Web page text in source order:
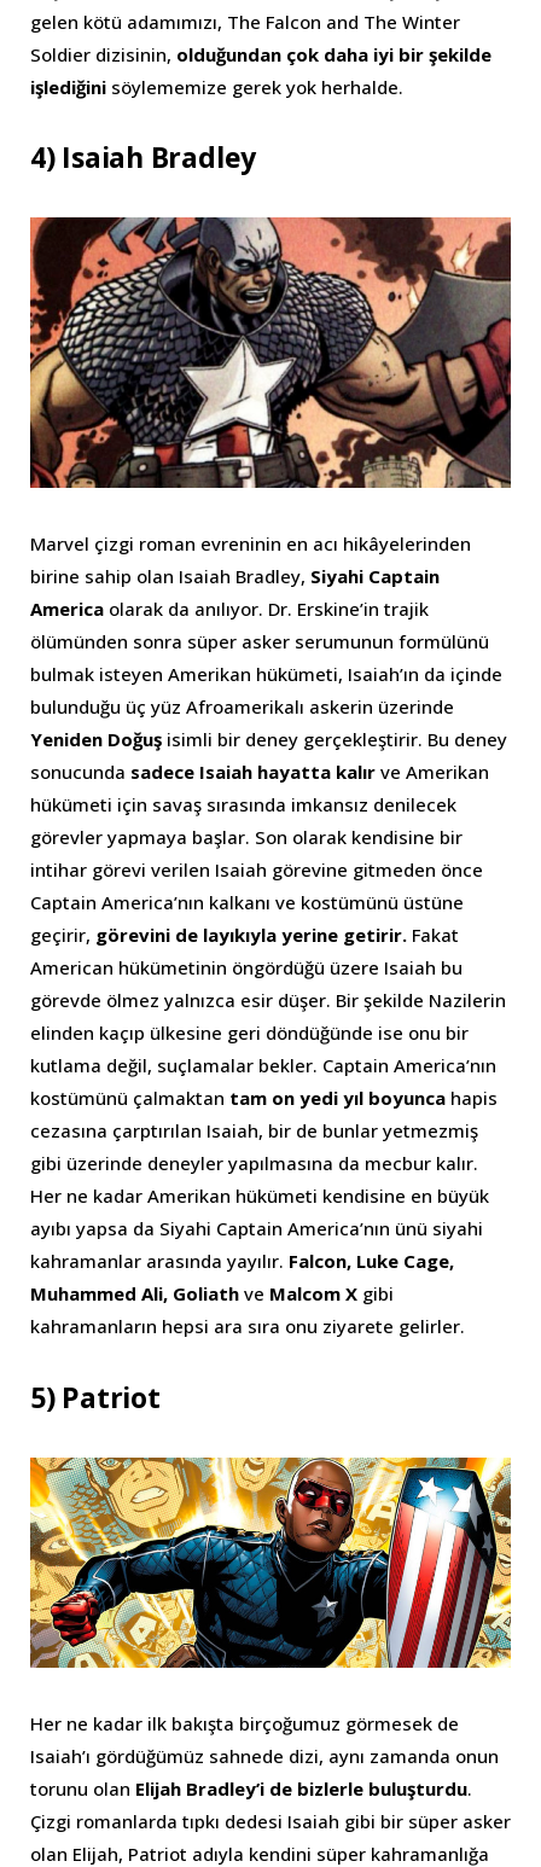
gelen kötü adamımızı, The Falcon and The Winter
Soldier dizisinin, olduğundan çok daha iyi bir şekilde
işlediğini söylememize gerek yok herhalde.
4) Isaiah Bradley
Marvel çizgi roman evreninin en acı hikâyelerinden
birine sahip olan Isaiah Bradley, Siyahi Captain
America olarak da anılıyor. Dr. Erskine’in trajik
ölümünden sonra süper asker serumunun formülünü
bulmak isteyen Amerikan hükümeti, Isaiah’ın da içinde
bulunduğu üç yüz Afroamerikalı askerin üzerinde
Yeniden Doğuş isimli bir deney gerçekleştirir. Bu deney
sonucunda sadece Isaiah hayatta kalır ve Amerikan
hükümeti için savaş sırasında imkansız denilecek
görevler yapmaya başlar. Son olarak kendisine bir
intihar görevi verilen Isaiah görevine gitmeden önce
Captain America’nın kalkanı ve kostümünü üstüne
geçirir, görevini de layıkıyla yerine getirir. Fakat
American hükümetinin öngördüğü üzere Isaiah bu
görevde ölmez yalnızca esir düşer. Bir şekilde Nazilerin
elinden kaçıp ülkesine geri döndüğünde ise onu bir
kutlama değil, suçlamalar bekler. Captain America’nın
kostümünü çalmaktan tam on yedi yıl boyunca hapis
cezasına çarptırılan Isaiah, bir de bunlar yetmezmiş
gibi üzerinde deneyler yapılmasına da mecbur kalır.
Her ne kadar Amerikan hükümeti kendisine en büyük
ayıbı yapsa da Siyahi Captain America’nın ünü siyahi
kahramanlar arasında yayılır. Falcon, Luke Cage,
Muhammed Ali, Goliath ve Malcom X gibi
kahramanların hepsi ara sıra onu ziyarete gelirler.
5) Patriot
Her ne kadar ilk bakışta birçoğumuz görmesek de
Isaiah’ı gördüğümüz sahnede dizi, aynı zamanda onun
torunu olan Elijah Bradley’i de bizlerle buluşturdu.
Çizgi romanlarda tıpkı dedesi Isaiah gibi bir süper asker
olan Elijah, Patriot adıyla kendini süper kahramanlığa